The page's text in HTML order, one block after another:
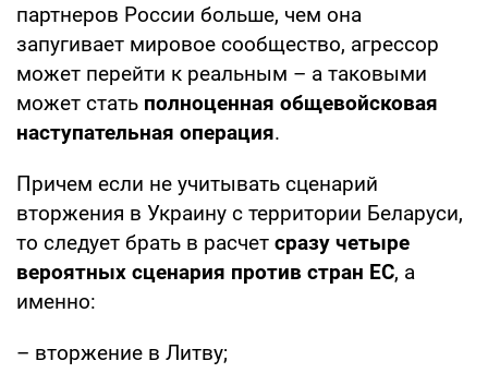
партнеров России больше, чем она
запугивает мировое сообщество, агрессор
может перейти к реальным – а таковыми
может стать полноценная общевойсковая
наступательная операция.
Причем если не учитывать сценарий
вторжения в Украину с территории Беларуси,
то следует брать в расчет сразу четыре
вероятных сценария против стран ЕС, а
именно:
– вторжение в Литву;